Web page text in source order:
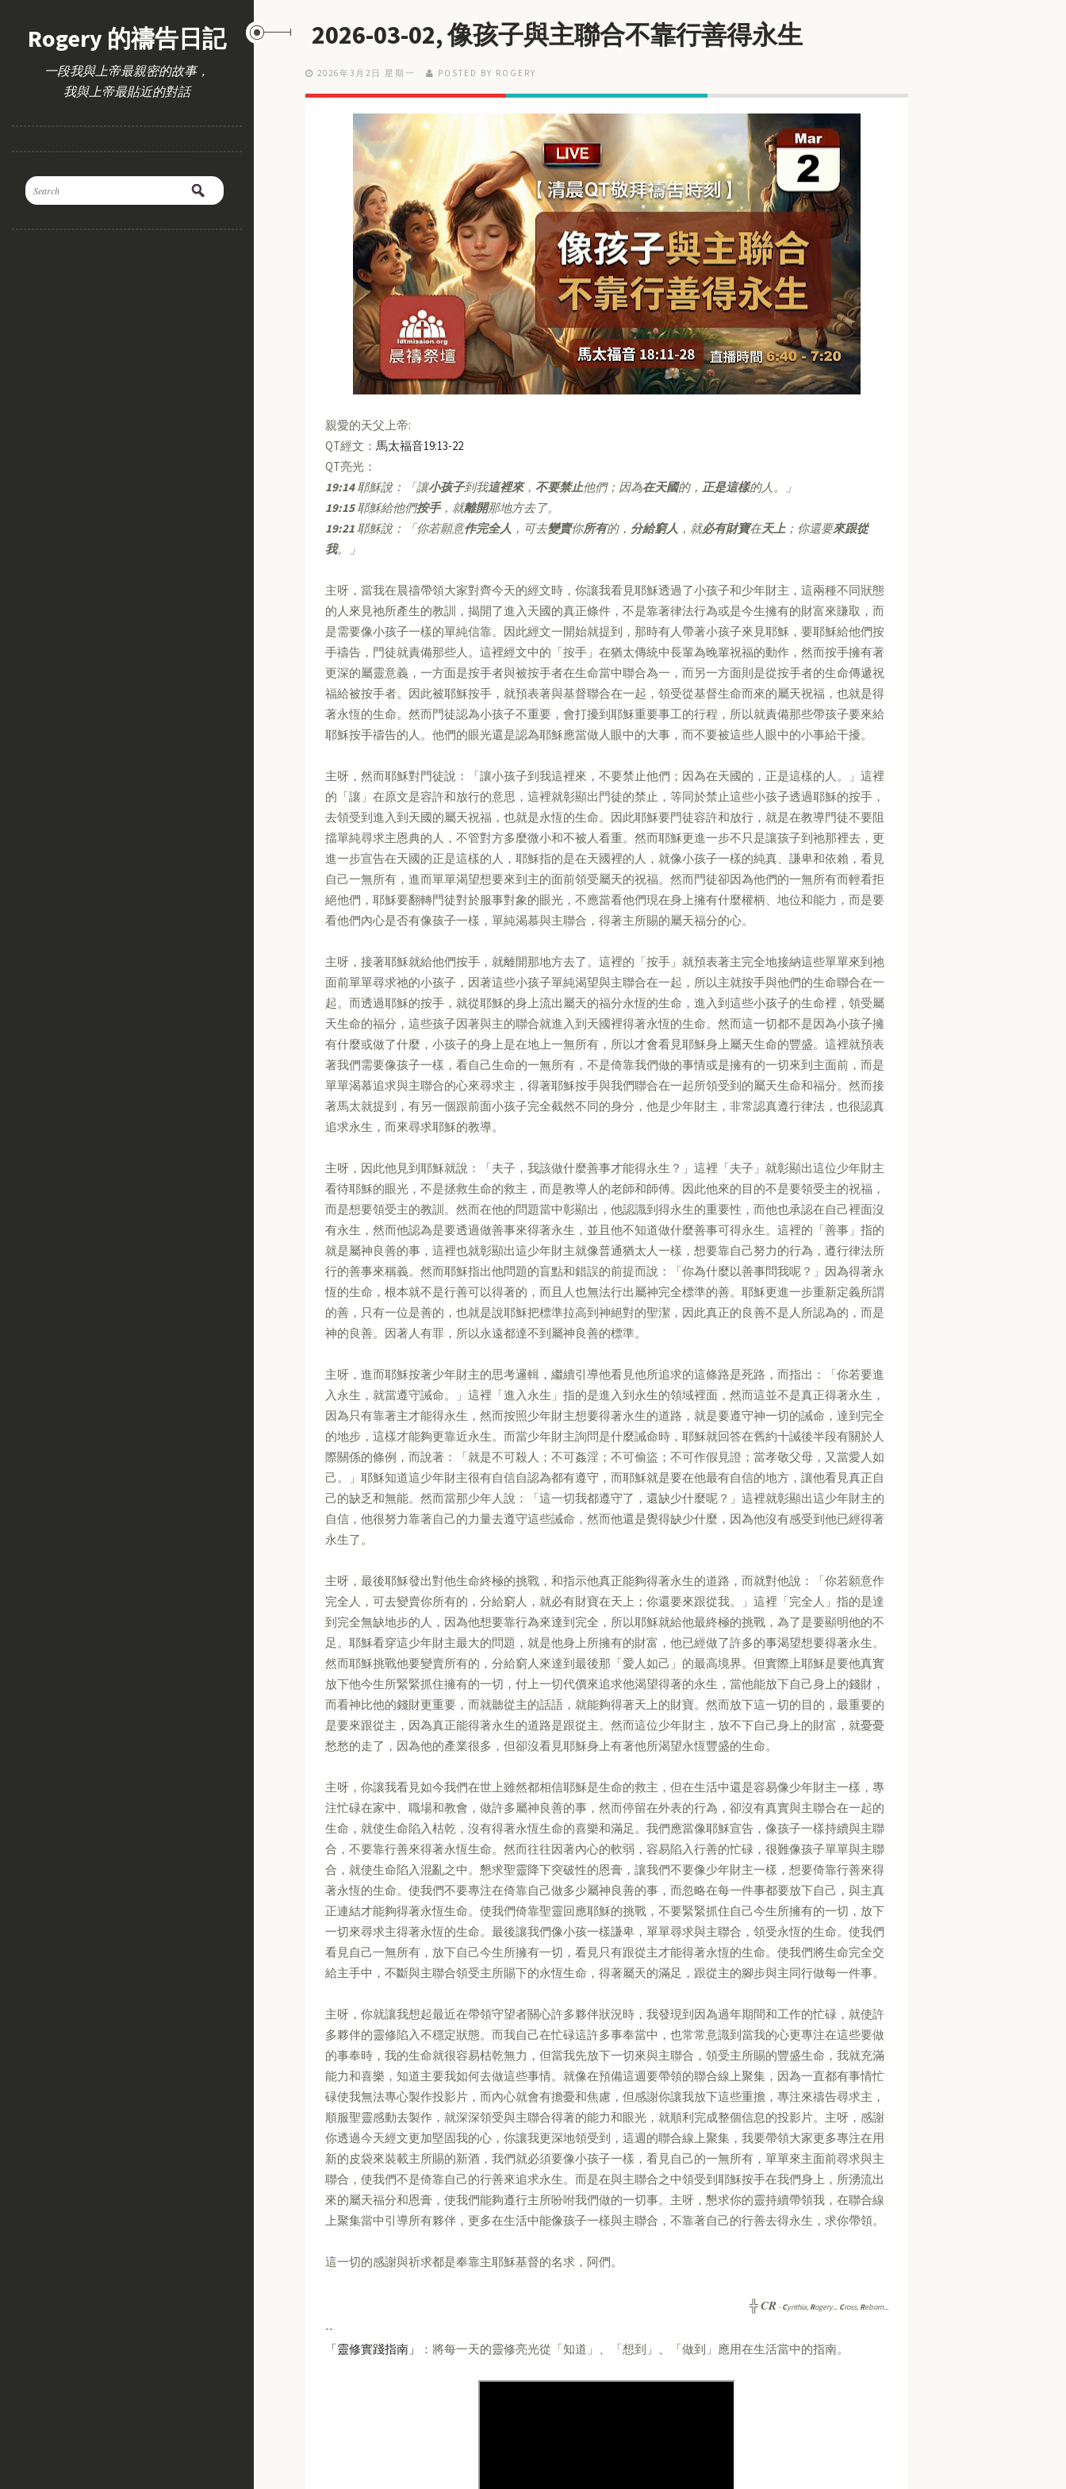
Rogery 的禱告日記
一段我與上帝最親密的故事，
我與上帝最貼近的對話
2026-03-02, 像孩子與主聯合不靠行善得永生
2026年3月2日 星期一 POSTED BY ROGERY
親愛的天父上帝:
QT經文： 馬太福音19:13-22
QT亮光：
19:14耶穌說：「讓小孩子到我這裡來， 不要禁止他們；因為在天國的， 正是這樣的人。」
19:15耶穌給他們按手，就離開那地方去了。
19:21耶穌說：「你若願意作完全人 ，可去變賣你所有的， 分給窮人 ，就必有財寶在天上；你還要來跟從
我。」
主呀，當我在晨禱帶領大家對齊今天的經文時，你讓我看見耶穌透過了小孩子和少年財主，這兩種不同狀態
的人來見祂所產生的教訓，揭開了進入天國的真正條件，不是靠著律法行為或是今生擁有的財富來賺取，而
是需要像小孩子一樣的單純信靠。因此經文一開始就提到，那時有人帶著小孩子來見耶穌，要耶穌給他們按
手禱告，門徒就責備那些人。這裡經文中的「按手」在猶太傳統中長輩為晚輩祝福的動作，然而按手擁有著
更深的屬靈意義，一方面是按手者與被按手者在生命當中聯合為一，而另一方面則是從按手者的生命傳遞祝
福給被按手者。因此被耶穌按手，就預表著與基督聯合在一起，領受從基督生命而來的屬天祝福，也就是得
著永恆的生命。然而門徒認為小孩子不重要，會打擾到耶穌重要事工的行程，所以就責備那些帶孩子要來給
耶穌按手禱告的人。他們的眼光還是認為耶穌應當做人眼中的大事，而不要被這些人眼中的小事給干擾。
主呀，然而耶穌對門徒說：「讓小孩子到我這裡來，不要禁止他們；因為在天國的，正是這樣的人。」這裡
的「讓」在原文是容許和放行的意思，這裡就彰顯出門徒的禁止，等同於禁止這些小孩子透過耶穌的按手，
去領受到進入到天國的屬天祝福，也就是永恆的生命。因此耶穌要門徒容許和放行，就是在教導門徒不要阻
擋單純尋求主恩典的人，不管對方多麼微小和不被人看重。然而耶穌更進一步不只是讓孩子到祂那裡去，更
進一步宣告在天國的正是這樣的人，耶穌指的是在天國裡的人，就像小孩子一樣的純真、謙卑和依賴，看見
自己一無所有，進而單單渴望想要來到主的面前領受屬天的祝福。然而門徒卻因為他們的一無所有而輕看拒
絕他們，耶穌要翻轉門徒對於服事對象的眼光，不應當看他們現在身上擁有什麼權柄、地位和能力，而是要
看他們內心是否有像孩子一樣，單純渴慕與主聯合，得著主所賜的屬天福分的心。
主呀，接著耶穌就給他們按手，就離開那地方去了。這裡的「按手」就預表著主完全地接納這些單單來到祂
面前單單尋求祂的小孩子，因著這些小孩子單純渴望與主聯合在一起，所以主就按手與他們的生命聯合在一
起。而透過耶穌的按手，就從耶穌的身上流出屬天的福分永恆的生命，進入到這些小孩子的生命裡，領受屬
天生命的福分，這些孩子因著與主的聯合就進入到天國裡得著永恆的生命。然而這一切都不是因為小孩子擁
有什麼或做了什麼，小孩子的身上是在地上一無所有，所以才會看見耶穌身上屬天生命的豐盛。這裡就預表
著我們需要像孩子一樣，看自己生命的一無所有，不是倚靠我們做的事情或是擁有的一切來到主面前，而是
單單渴慕追求與主聯合的心來尋求主，得著耶穌按手與我們聯合在一起所領受到的屬天生命和福分。然而接
著馬太就提到，有另一個跟前面小孩子完全截然不同的身分，他是少年財主，非常認真遵行律法，也很認真
追求永生，而來尋求耶穌的教導。
主呀，因此他見到耶穌就說：「夫子，我該做什麼善事才能得永生？」這裡「夫子」就彰顯出這位少年財主
看待耶穌的眼光，不是拯救生命的救主，而是教導人的老師和師傅。因此他來的目的不是要領受主的祝福，
而是想要領受主的教訓。然而在他的問題當中彰顯出，他認識到得永生的重要性，而他也承認在自己裡面沒
有永生，然而他認為是要透過做善事來得著永生，並且他不知道做什麼善事可得永生。這裡的「善事」指的
就是屬神良善的事，這裡也就彰顯出這少年財主就像普通猶太人一樣，想要靠自己努力的行為，遵行律法所
行的善事來稱義。然而耶穌指出他問題的盲點和錯誤的前提而說：「你為什麼以善事問我呢？」因為得著永
恆的生命，根本就不是行善可以得著的，而且人也無法行出屬神完全標準的善。耶穌更進一步重新定義所謂
的善，只有一位是善的，也就是說耶穌把標準拉高到神絕對的聖潔，因此真正的良善不是人所認為的，而是
神的良善。因著人有罪，所以永遠都達不到屬神良善的標準。
主呀，進而耶穌按著少年財主的思考邏輯，繼續引導他看見他所追求的這條路是死路，而指出：「你若要進
入永生，就當遵守誡命。」這裡「進入永生」指的是進入到永生的領域裡面，然而這並不是真正得著永生，
因為只有靠著主才能得永生，然而按照少年財主想要得著永生的道路，就是要遵守神一切的誡命，達到完全
的地步，這樣才能夠更靠近永生。而當少年財主詢問是什麼誡命時，耶穌就回答在舊約十誡後半段有關於人
際關係的條例，而說著：「就是不可殺人；不可姦淫；不可偷盜；不可作假見證；當孝敬父母，又當愛人如
己。」耶穌知道這少年財主很有自信自認為都有遵守，而耶穌就是要在他最有自信的地方，讓他看見真正自
己的缺乏和無能。然而當那少年人說：「這一切我都遵守了，還缺少什麼呢？」這裡就彰顯出這少年財主的
自信，他很努力靠著自己的力量去遵守這些誡命，然而他還是覺得缺少什麼，因為他沒有感受到他已經得著
永生了。
主呀，最後耶穌發出對他生命終極的挑戰，和指示他真正能夠得著永生的道路，而就對他說：「你若願意作
完全人，可去變賣你所有的，分給窮人，就必有財寶在天上；你還要來跟從我。」這裡「完全人」指的是達
到完全無缺地步的人，因為他想要靠行為來達到完全，所以耶穌就給他最終極的挑戰，為了是要顯明他的不
足。耶穌看穿這少年財主最大的問題，就是他身上所擁有的財富，他已經做了許多的事渴望想要得著永生。
然而耶穌挑戰他要變賣所有的，分給窮人來達到最後那「愛人如己」的最高境界。但實際上耶穌是要他真實
放下他今生所緊緊抓住擁有的一切，付上一切代價來追求他渴望得著的永生，當他能放下自己身上的錢財，
而看神比他的錢財更重要，而就聽從主的話語，就能夠得著天上的財寶。然而放下這一切的目的，最重要的
是要來跟從主，因為真正能得著永生的道路是跟從主。然而這位少年財主，放不下自己身上的財富，就憂憂
愁愁的走了，因為他的產業很多，但卻沒看見耶穌身上有著他所渴望永恆豐盛的生命。
主呀，你讓我看見如今我們在世上雖然都相信耶穌是生命的救主，但在生活中還是容易像少年財主一樣，專
注忙碌在家中、職場和教會，做許多屬神良善的事，然而停留在外表的行為，卻沒有真實與主聯合在一起的
生命，就使生命陷入枯乾，沒有得著永恆生命的喜樂和滿足。我們應當像耶穌宣告，像孩子一樣持續與主聯
合，不要靠行善來得著永恆生命。然而往往因著內心的軟弱，容易陷入行善的忙碌，很難像孩子單單與主聯
合，就使生命陷入混亂之中。懇求聖靈降下突破性的恩膏，讓我們不要像少年財主一樣，想要倚靠行善來得
著永恆的生命。使我們不要專注在倚靠自己做多少屬神良善的事，而忽略在每一件事都要放下自己，與主真
正連結才能夠得著永恆生命。使我們倚靠聖靈回應耶穌的挑戰，不要緊緊抓住自己今生所擁有的一切，放下
一切來尋求主得著永恆的生命。最後讓我們像小孩一樣謙卑，單單尋求與主聯合，領受永恆的生命。使我們
看見自己一無所有，放下自己今生所擁有一切，看見只有跟從主才能得著永恆的生命。使我們將生命完全交
給主手中，不斷與主聯合領受主所賜下的永恆生命，得著屬天的滿足，跟從主的腳步與主同行做每一件事。
主呀，你就讓我想起最近在帶領守望者關心許多夥伴狀況時，我發現到因為過年期間和工作的忙碌，就使許
多夥伴的靈修陷入不穩定狀態。而我自己在忙碌這許多事奉當中，也常常意識到當我的心更專注在這些要做
的事奉時，我的生命就很容易枯乾無力，但當我先放下一切來與主聯合，領受主所賜的豐盛生命，我就充滿
能力和喜樂，知道主要我如何去做這些事情。就像在預備這週要帶領的聯合線上聚集，因為一直都有事情忙
碌使我無法專心製作投影片，而內心就會有擔憂和焦慮，但感謝你讓我放下這些重擔，專注來禱告尋求主，
順服聖靈感動去製作，就深深領受與主聯合得著的能力和眼光，就順利完成整個信息的投影片。主呀，感謝
你透過今天經文更加堅固我的心，你讓我更深地領受到，這週的聯合線上聚集，我要帶領大家更多專注在用
新的皮袋來裝載主所賜的新酒，我們就必須要像小孩子一樣，看見自己的一無所有，單單來主面前尋求與主
聯合，使我們不是倚靠自己的行善來追求永生。而是在與主聯合之中領受到耶穌按手在我們身上，所湧流出
來的屬天福分和恩膏，使我們能夠遵行主所吩咐我們做的一切事。主呀，懇求你的靈持續帶領我，在聯合線
上聚集當中引導所有夥伴，更多在生活中能像孩子一樣與主聯合，不靠著自己的行善去得永生，求你帶領。
這一切的感謝與祈求都是奉靠主耶穌基督的名求，阿們。
╬CR -Cynthia, Rogery... Cross, Reborn...
--
「靈修實踐指南」
：將每一天的靈修亮光從「知道」、「想到」、「做到」應用在生活當中的指南。